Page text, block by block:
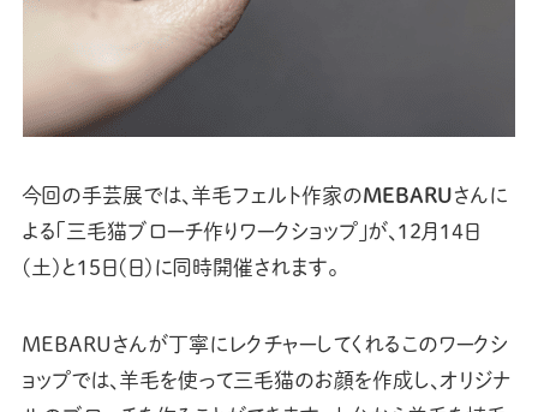
今回の手芸展では、羊毛フェルト作家のMEBARUさんに
よる「三毛猫ブローチ作りワークショップ」が、12月14日
(土)と15日(日)に同時開催されます。
MEBARUさんが丁寧にレクチャーしてくれるこのワークシ
ョップでは、羊毛を使って三毛猫のお顔を作成し、オリジナ